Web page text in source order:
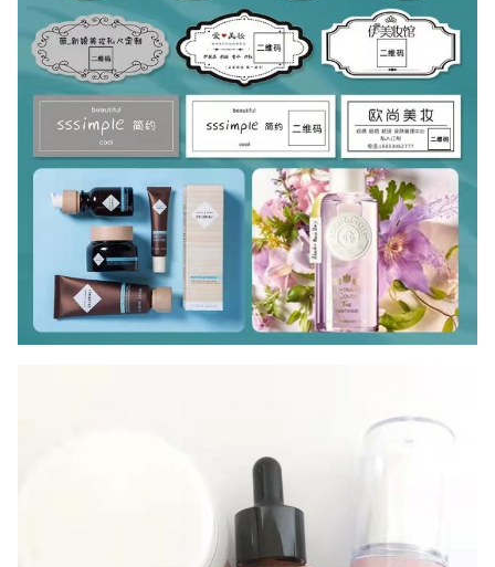
انتهى Suface
مصفح لامع
مات مغلفة
بالورنيش اللامع
طلاء مات
ختم Glod والفضة
بقعة الأشعة فوق البنفسجية
ختم لون آخر
تصفيح فيلم آخر (ليزر أو
قوس قزح)
النقش
ديبوسينج
يمكنك اختيار أي تأثير تريده ، ويعتمد ذلك على الاستخدام
والعميل.
شكل
دائري
مستطيل
بيضاوي
مضلع
نجمة
مخطط شخصية الكرتون